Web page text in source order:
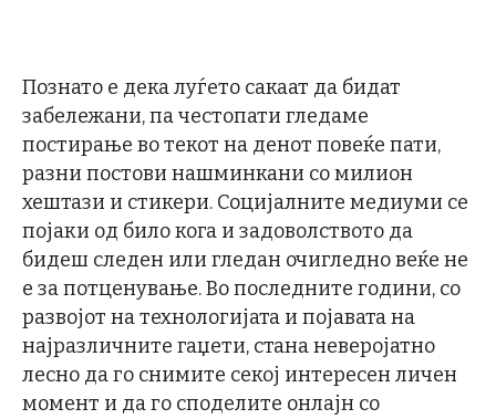
Познато е дека луѓето сакаат да бидат
забележани, па честопати гледаме
постирање во текот на денот повеќе пати,
разни постови нашминкани со милион
хештази и стикери. Социјалните медиуми се
појаки од било кога и задоволството да
бидеш следен или гледан очигледно веќе не
е за потценување. Во последните години, со
развојот на технологијата и појавата на
најразличните гаџети, стана неверојатно
лесно да го снимите секој интересен личен
момент и да го споделите онлајн со